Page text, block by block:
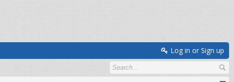
Log in or Sign up